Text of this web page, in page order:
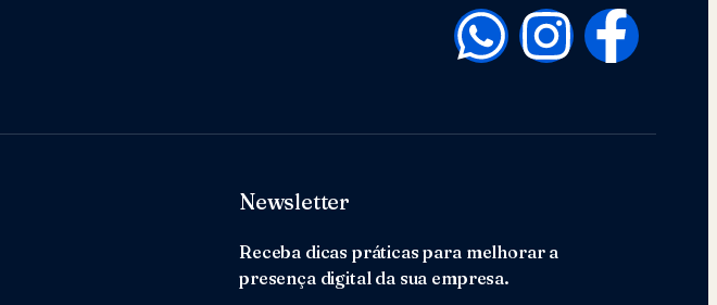
Newsletter
Receba dicas práticas para melhorar a
presença digital da sua empresa.